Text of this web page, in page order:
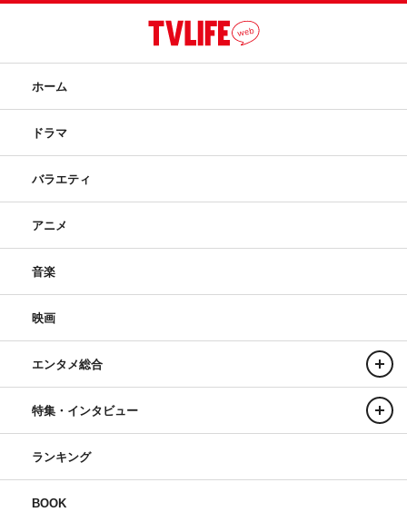
ホーム
ドラマ
バラエティ
アニメ
音楽
映画
エンタメ総合
特集・インタビュー
ランキング
BOOK